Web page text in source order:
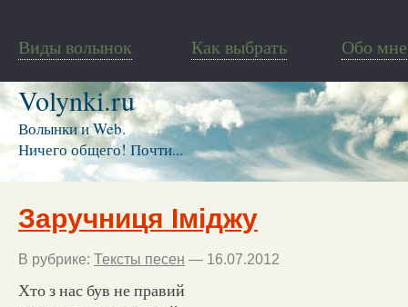
Виды волынок Как выбрать Обо мне
Volynki.ru
Волынки и Web.
Ничего общего! Почти...
Заручниця Іміджу
В рубрике: Тексты песен — 16.07.2012
Хто з нас був не правий